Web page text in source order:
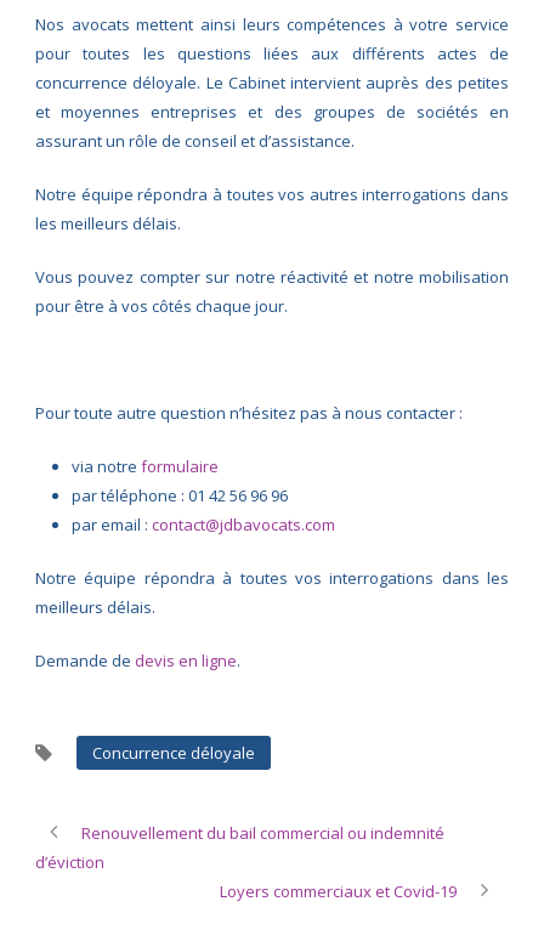
Nos avocats mettent ainsi leurs compétences à votre service
pour toutes les questions liées aux différents actes de
concurrence déloyale. Le Cabinet intervient auprès des petites
et moyennes entreprises et des groupes de sociétés en
assurant un rôle de conseil et d’assistance.
Notre équipe répondra à toutes vos autres interrogations dans
les meilleurs délais.
Vous pouvez compter sur notre réactivité et notre mobilisation
pour être à vos côtés chaque jour.
Pour toute autre question n’hésitez pas à nous contacter :
via notre formulaire
par téléphone : 01 42 56 96 96
par email : contact@jdbavocats.com
Notre équipe répondra à toutes vos interrogations dans les
meilleurs délais.
Demande de devis en ligne.
Concurrence déloyale
Renouvellement du bail commercial ou indemnité
d’éviction
Loyers commerciaux et Covid-19